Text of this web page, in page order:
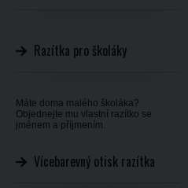
Razítka pro školáky
Máte doma malého školáka?
Objednejte mu vlastní razítko se
jménem a příjmením.
Vícebarevný otisk razítka